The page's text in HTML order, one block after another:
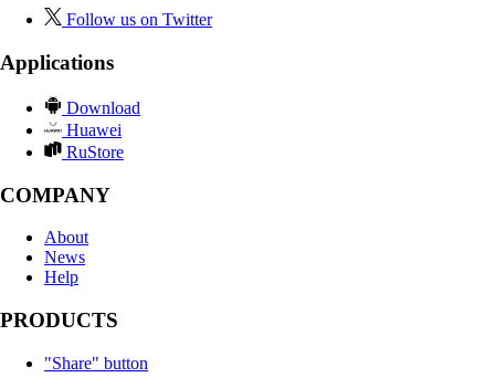
Follow us on Twitter
Applications
Download
Huawei
RuStore
COMPANY
About
News
Help
PRODUCTS
"Share" button